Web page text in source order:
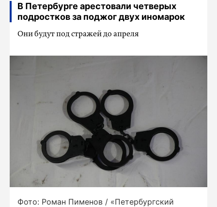
В Петербурге арестовали четверых
подростков за поджог двух иномарок
Они будут под стражей до апреля
Фото: Роман Пименов / «Петербургский